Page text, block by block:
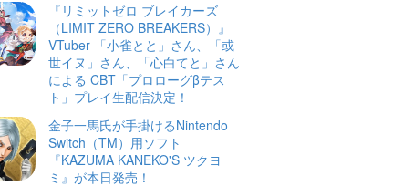
『リミットゼロ ブレイカーズ
（LIMIT ZERO BREAKERS）』
VTuber 「小雀とと」さん、「或
世イヌ」さん、「心白てと」さん
による CBT「プロローグβテス
ト」プレイ生配信決定！
金子一馬氏が手掛けるNintendo
Switch（TM）用ソフト
『KAZUMA KANEKO'S ツクヨ
ミ』が本日発売！